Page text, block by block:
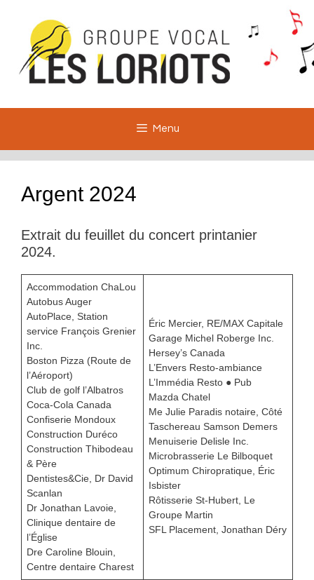
contenu
Menu
Argent 2024
Extrait du feuillet du concert printanier
2024.
Accommodation ChaLou
Autobus Auger
AutoPlace, Station
service François Grenier
Inc.
Boston Pizza (Route de
l’Aéroport)
Club de golf l’Albatros
Coca-Cola Canada
Confiserie Mondoux
Construction Duréco
Construction Thibodeau
& Père
Dentistes&Cie, Dr David
Scanlan
Dr Jonathan Lavoie,
Clinique dentaire de
l’Église
Dre Caroline Blouin,
Centre dentaire Charest
Éric Mercier, RE/MAX Capitale
Garage Michel Roberge Inc.
Hersey’s Canada
L’Envers Resto-ambiance
L’Immédia Resto ● Pub
Mazda Chatel
Me Julie Paradis notaire, Côté
Taschereau Samson Demers
Menuiserie Delisle Inc.
Microbrasserie Le Bilboquet
Optimum Chiropratique, Éric
Isbister
Rôtisserie St-Hubert, Le
Groupe Martin
SFL Placement, Jonathan Déry